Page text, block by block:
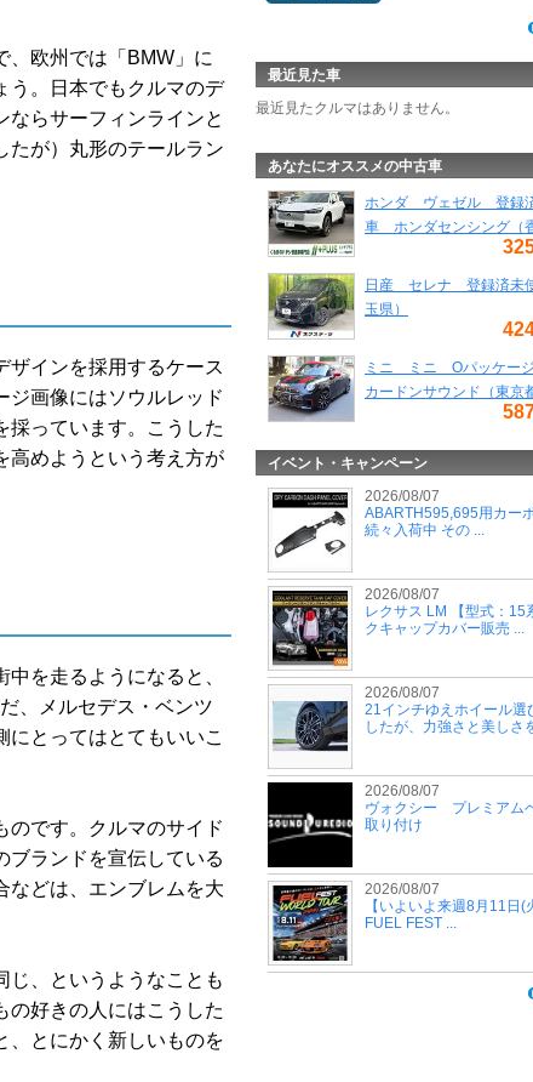
、欧州では「BMW」に
。日本でもクルマのデ
ならサーフィンラインと
たが）丸形のテールラン
ザインを採用するケース
ジ画像にはソウルレッド
採っています。こうした
高めようという考え方が
を走るようになると、
、メルセデス・ベンツ
とってはとてもいいこ
のです。クルマのサイド
ブランドを宣伝している
などは、エンブレムを大
じ、というようなことも
の好きの人にはこうした
、とにかく新しいものを
最近見た車
最近見たクルマはありません。
あなたにオススメの中古車
ホンダ ヴェゼル 登録
車 ホンダセンシング（
日産 セレナ 登録済未
玉県）
ミニ ミニ Oパッケー
カードンサウンド（東京
イベント・キャンペーン
2026/08/07
ABARTH595,695用カー
続々入荷中 その ...
2026/08/07
レクサス LM 【型式：15
クキャップカバー販売 ...
2026/08/07
21インチゆえホイール選
したが、力強さと美しさ
2026/08/07
ヴォクシー プレミアム
取り付け
2026/08/07
【いよいよ来週8月11日(
FUEL FEST ...